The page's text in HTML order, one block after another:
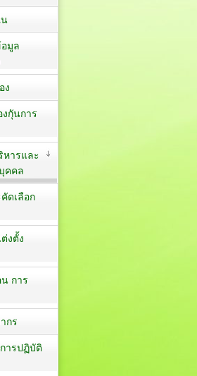
น
อมูล
ง
กัุนการ
ารและ
คคล
ดเลือก
งตั้ง
การ
กร
ารปฏิบัติ